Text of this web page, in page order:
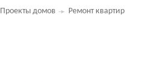
Ремонт квартир
Проекты домов